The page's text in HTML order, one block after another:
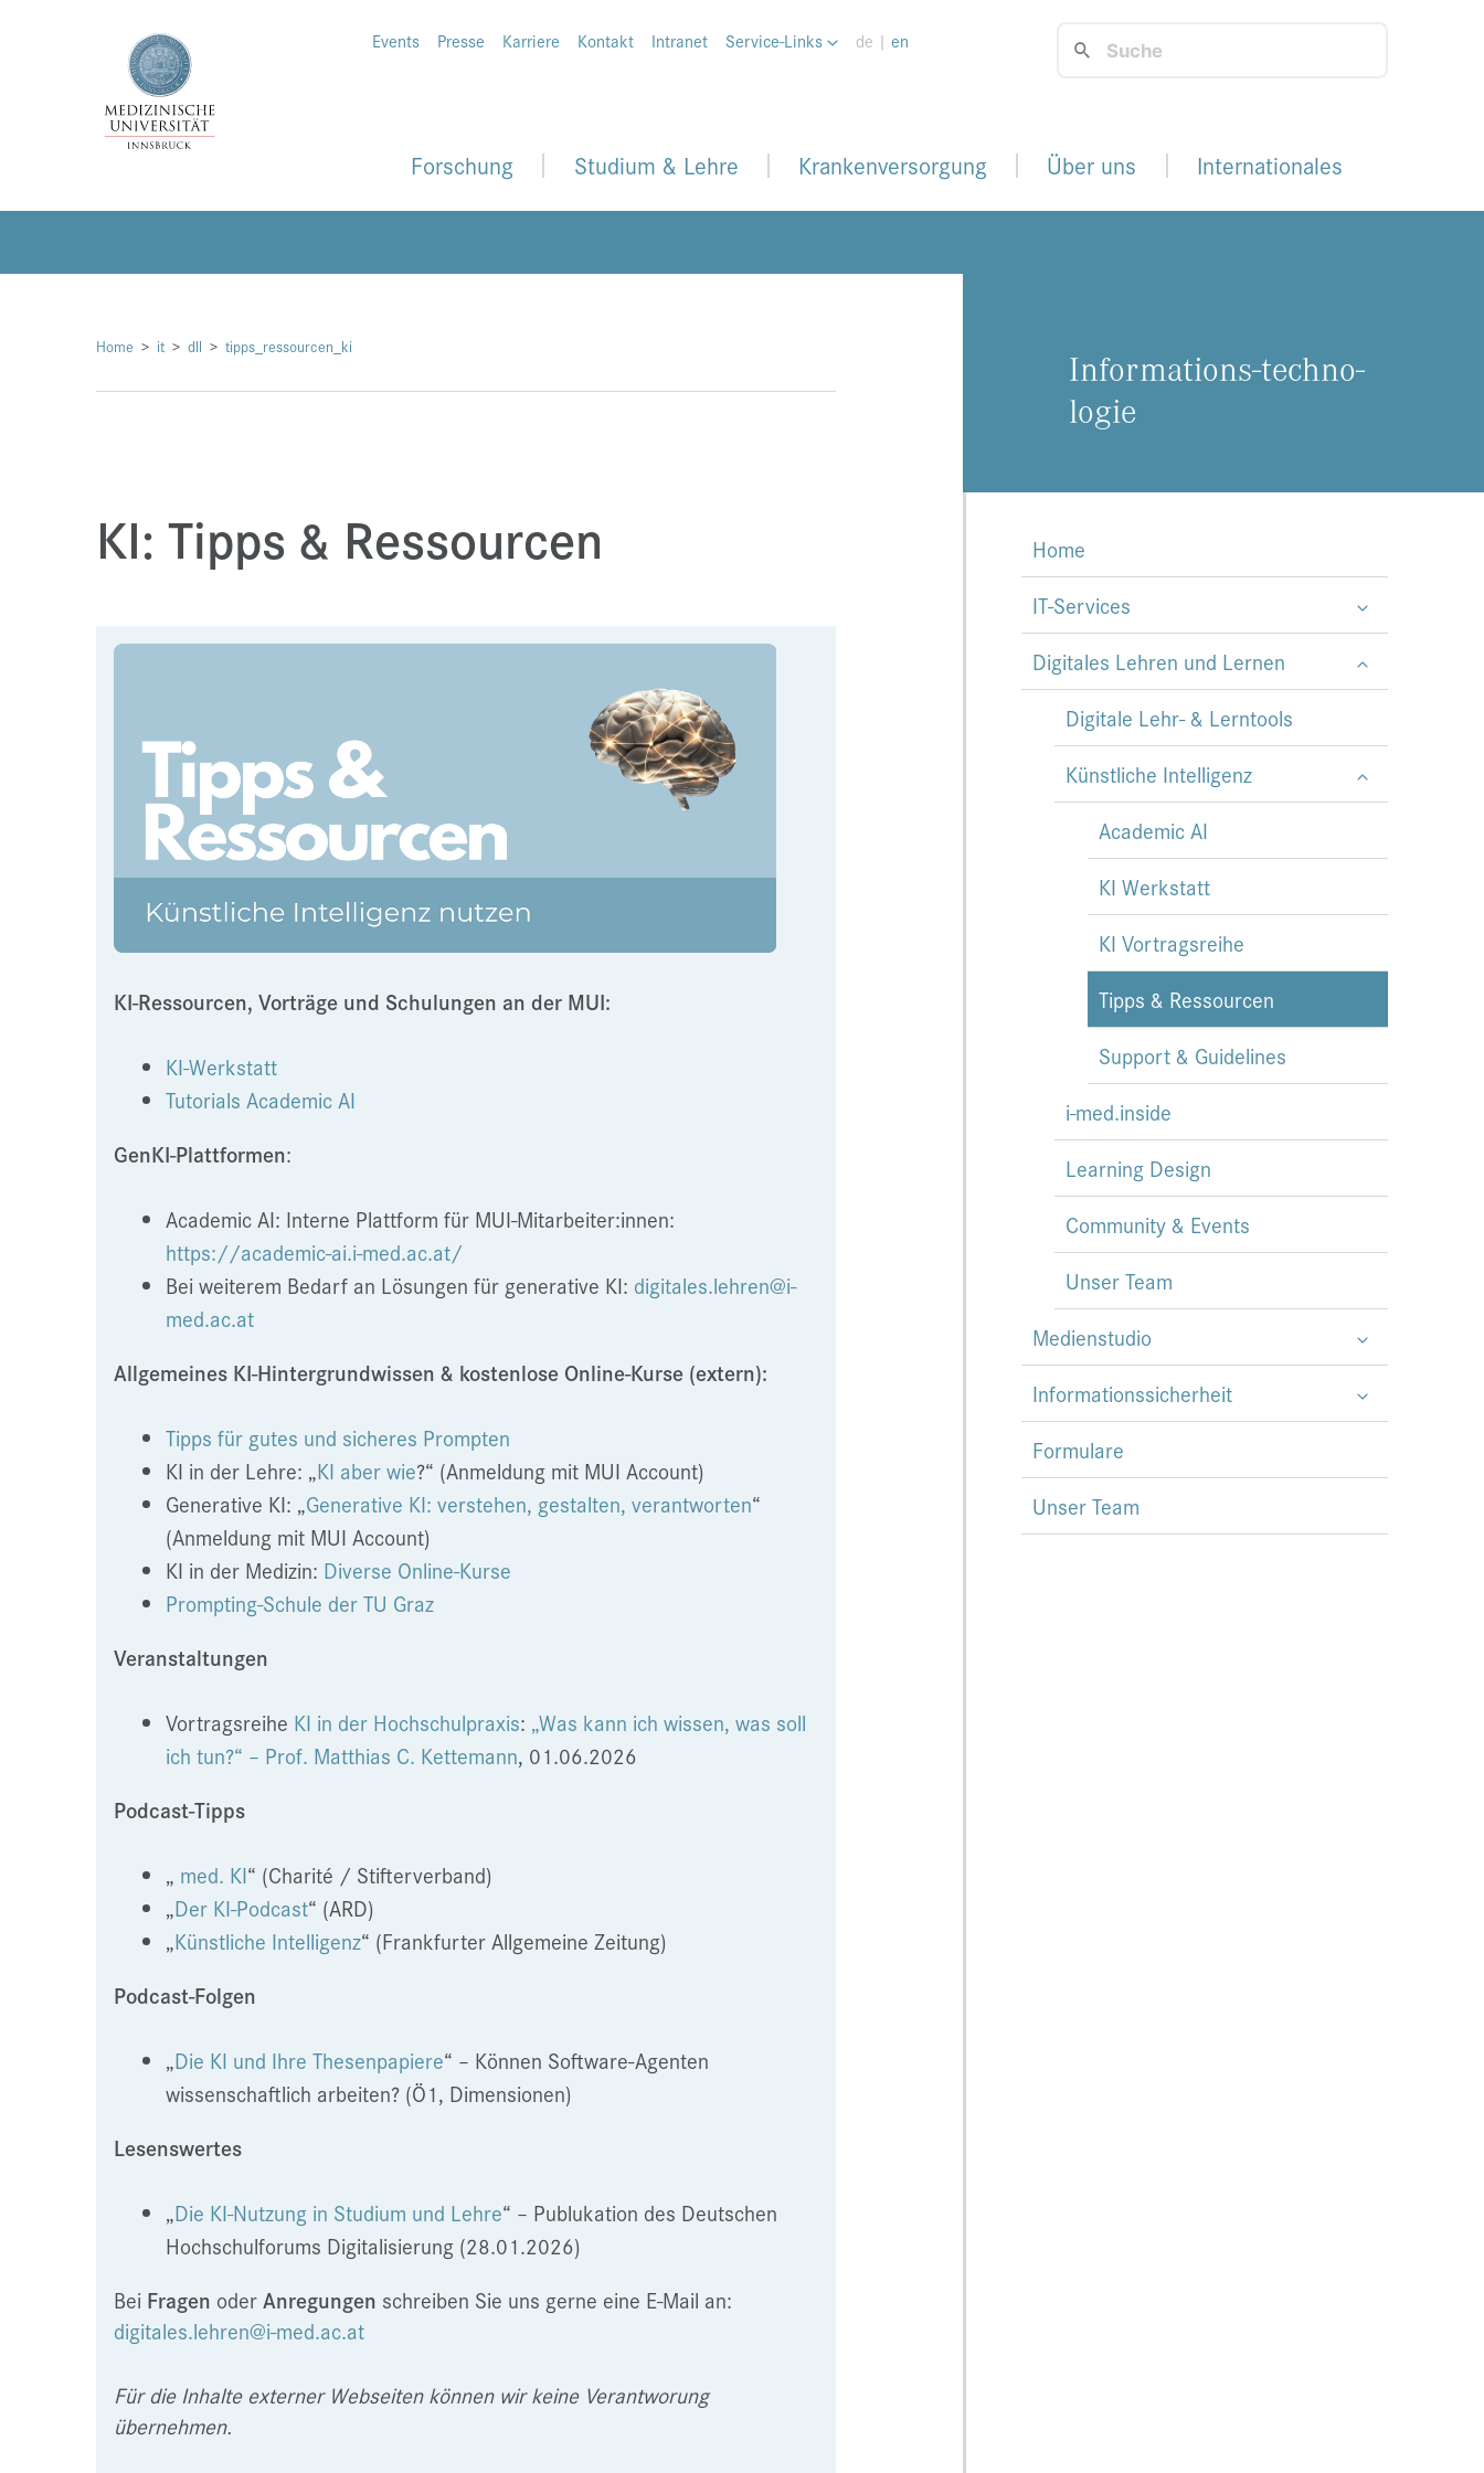
Events Presse Karriere Kontakt Intranet Service-Links de | en
Forschung Studium & Lehre Krankenversorgung Über uns Internationales
Home it dll tipps_ressourcen_ki
KI: Tipps & Ressourcen
KI-Ressourcen, Vorträge und Schulungen an der MUI:
KI-Werkstatt
Tutorials Academic AI
GenKI-Plattformen:
Academic AI: Interne Plattform für MUI-Mitarbeiter:innen:
https://academic-ai.i-med.ac.at/
Bei weiterem Bedarf an Lösungen für generative KI: digitales.lehren@i-
med.ac.at
Allgemeines KI-Hintergrundwissen & kostenlose Online-Kurse (extern):
Tipps für gutes und sicheres Prompten
KI in der Lehre: „KI aber wie?“ (Anmeldung mit MUI Account)
Generative KI: „Generative KI: verstehen, gestalten, verantworten“
(Anmeldung mit MUI Account)
KI in der Medizin: Diverse Online-Kurse
Prompting-Schule der TU Graz
Veranstaltungen
Vortragsreihe KI in der Hochschulpraxis: „Was kann ich wissen, was soll
ich tun?“ – Prof. Matthias C. Kettemann, 01.06.2026
Podcast-Tipps
„ med. KI“ (Charité / Stifterverband)
„Der KI-Podcast“ (ARD)
„Künstliche Intelligenz“ (Frankfurter Allgemeine Zeitung)
Podcast-Folgen
„Die KI und Ihre Thesenpapiere“ – Können Software-Agenten
wissenschaftlich arbeiten? (Ö1, Dimensionen)
Lesenswertes
„Die KI-Nutzung in Studium und Lehre“ – Publukation des Deutschen
Hochschulforums Digitalisierung (28.01.2026)
Bei Fragen oderAnregungen schreiben Sie uns gerne eine E-Mail an:
digitales.lehren@i-med.ac.at
Für die Inhalte externer Webseiten können wir keine Verantworung
übernehmen.
In­for­ma­ti­ons-tech­no­
lo­gie
Home
IT-Services
Digitales Lehren und Lernen
Digitale Lehr- & Lerntools
Künstliche Intelligenz
Academic AI
KI Werkstatt
KI Vortragsreihe
Tipps & Ressourcen
Support & Guidelines
i-med.inside
Learning Design
Community & Events
Unser Team
Medienstudio
Informationssicherheit
Formulare
Unser Team